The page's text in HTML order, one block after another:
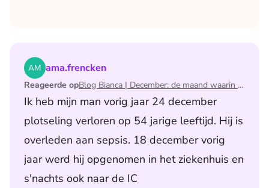
ama.frencken
Reageerde op Blog Bianca | December: de maand waarin ik mijn man verloor
Ik heb mijn man vorig jaar 24 december
plotseling verloren op 54 jarige leeftijd. Hij is
overleden aan sepsis. 18 december vorig
jaar werd hij opgenomen in het ziekenhuis en
s'nachts ook naar de IC
Lees het artikel Blog Bianca | December: de maand